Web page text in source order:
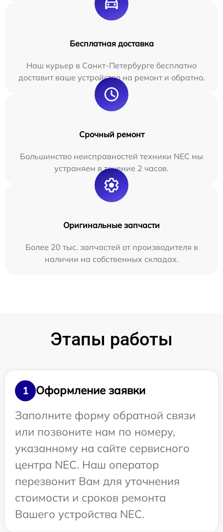
Бесплатная доставка
Наш курьер в Санкт-Петербурге бесплатно
доставит ваше устройство на ремонт и обратно.
Срочный ремонт
Большинство неисправностей техники NEC мы
устраняем в течение 2 часов.
Оригинальные запчасти
Более 20 тыс. запчастей от производителя в
наличии на собственных складах.
Этапы работы
1
Оформление заявки
Заполните форму обратной связи
или позвоните нам по номеру,
указанному на сайте сервисного
центра NEC. Наш оператор
перезвонит Вам для уточнения
стоимости и сроков ремонта
Вашего устройства NEC.